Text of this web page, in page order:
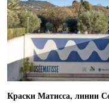
Краски Матисса, линии